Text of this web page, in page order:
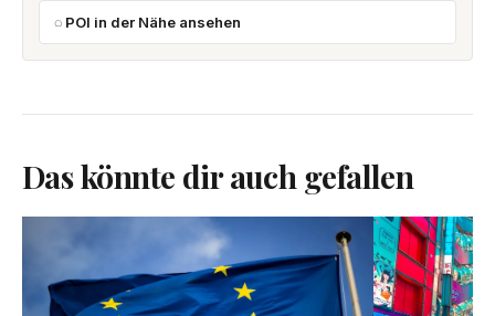
POI in der Nähe ansehen
Das könnte dir auch gefallen